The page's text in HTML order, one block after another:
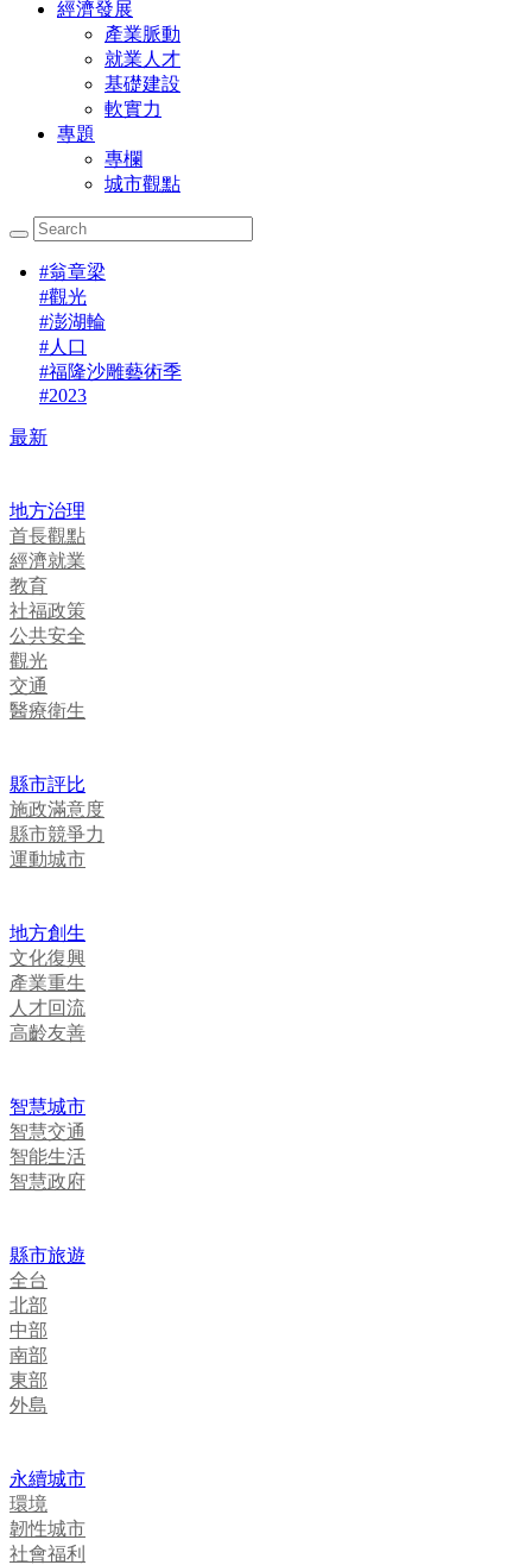
經濟發展
產業脈動
就業人才
基礎建設
軟實力
專題
專欄
城市觀點
#翁章梁
#觀光
#澎湖輪
#人口
#福隆沙雕藝術季
#2023
最新
地方治理
首長觀點
經濟就業
教育
社福政策
公共安全
觀光
交通
醫療衛生
縣市評比
施政滿意度
縣市競爭力
運動城市
地方創生
文化復興
產業重生
人才回流
高齡友善
智慧城市
智慧交通
智能生活
智慧政府
縣市旅遊
全台
北部
中部
南部
東部
外島
永續城市
環境
韌性城市
社會福利